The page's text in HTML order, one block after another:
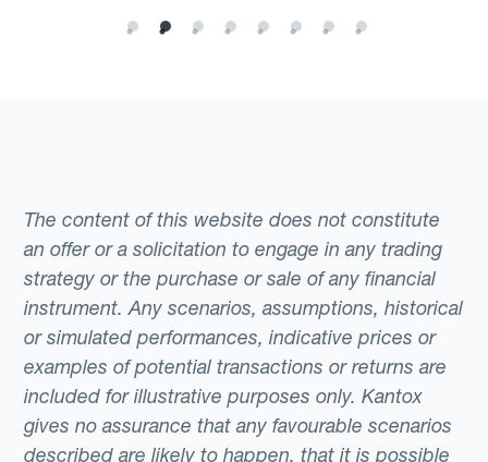
The content of this website does not constitute
an offer or a solicitation to engage in any trading
strategy or the purchase or sale of any financial
instrument. Any scenarios, assumptions, historical
or simulated performances, indicative prices or
examples of potential transactions or returns are
included for illustrative purposes only. Kantox
gives no assurance that any favourable scenarios
described are likely to happen, that it is possible